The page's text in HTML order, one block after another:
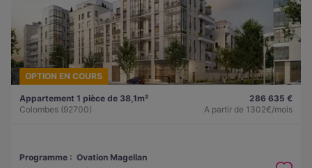
OPTION EN COURS
Appartement 1 pièce de 38,1m²
Colombes (92700)
286 635 €
A partir de 1302€/mois
Programme : Ovation Magellan